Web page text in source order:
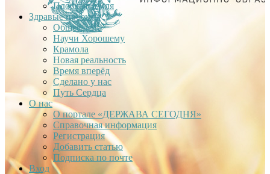
Плоская Земля
Здравые проекты
Общее дело
Научи Хорошему
Крамола
Новая реальность
Время вперёд
Сделано у нас
Путь Сердца
О нас
О портале «ДЕРЖАВА СЕГОДНЯ»
Справочная информация
Регистрация
Добавить статью
Подписка по почте
Вход